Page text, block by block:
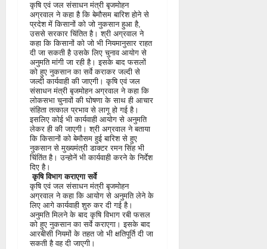
कृषि एवं जल संसाधन मंत्री बृजमोहन
अग्रवाल ने कहा है कि बेमौसम बारिश होने से
प्रदेश में किसानों को जो नुकसान हुआ है,
उससे सरकार चिंतित है। श्री अग्रवाल ने
कहा कि किसानों को जो भी नियमानुसार राहत
दी जा सकती है उसके लिए चुनाव आयोग से
अनुमति मांगी जा रही है। इसके बाद फसलों
को हुए नुकसान का सर्वे कराकर जल्दी से
जल्दी कार्यवाही की जाएगी। कृषि एवं जल
संसाधन मंत्री बृजमोहन अग्रवाल ने कहा कि
लोकसभा चुनावों की घोषणा के साथ ही आचार
संहिता तत्काल प्रभाव से लागू हो गई है।
इसलिए कोई भी कार्यवाही आयोग से अनुमति
लेकर ही की जाएगी। श्री अग्रवाल ने बताया
कि किसानों को बेमौसम हुई बारिश से हुए
नुकसान से मुख्यमंत्री डाक्टर रमन सिंह भी
चिंतिंत है। उन्होनें भी कार्यवाही करने के निर्देश
दिए है।
कृषि विभाग कराएगा सर्वे
कृषि एवं जल संसाधन मंत्री बृजमोहन
अग्रवाल ने कहा कि आयोग से अनुमति लेने के
लिए आगे कार्यवाही शुरु कर दी गई है।
अनुमति मिलने के बाद कृषि विभाग रबी फसल
को हुए नुकसान का सर्वे कराएगा। इसके बाद
आरबीसी नियमों के तहत जो भी क्षतिपूर्ति दी जा
सकती है वह दी जाएगी।